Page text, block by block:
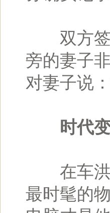
双方签
旁的妻子
对妻子说
时代
在车洪
最时髦的